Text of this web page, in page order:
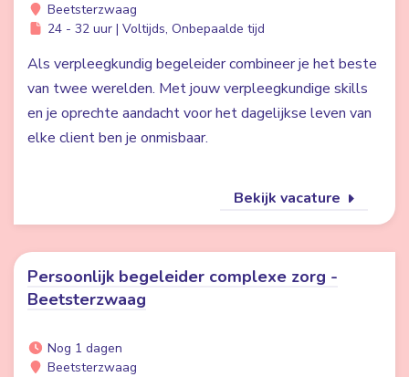
Beetsterzwaag
24 - 32 uur | Voltijds, Onbepaalde tijd
Als verpleegkundig begeleider combineer je het beste
van twee werelden. Met jouw verpleegkundige skills
en je oprechte aandacht voor het dagelijkse leven van
elke client ben je onmisbaar.
Bekijk vacature
Persoonlijk begeleider complexe zorg -
Beetsterzwaag
Nog 1 dagen
Beetsterzwaag